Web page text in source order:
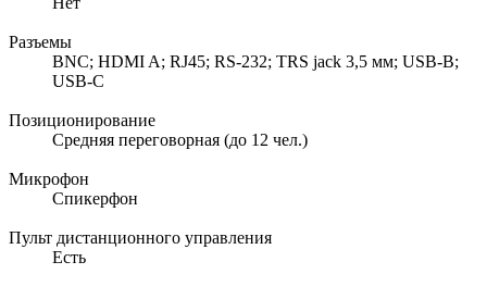
Разъемы
BNC; HDMI A; RJ45; RS-232; TRS jack 3,5 мм; USB-B;
USB-C
Позиционирование
Средняя переговорная (до 12 чел.)
Микрофон
Спикерфон
Пульт дистанционного управления
Есть